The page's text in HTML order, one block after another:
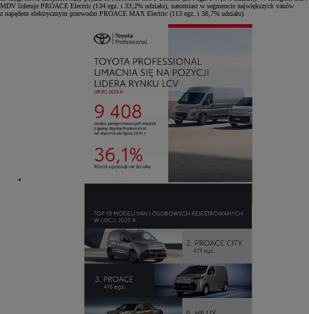
MDV lideruje PROACE Electric (134 egz. i 33,2% udziału), natomiast w segmencie największych vanów
z napędem elektrycznym przewodzi PROACE MAX Electric (113 egz. i 38,7% udziału).